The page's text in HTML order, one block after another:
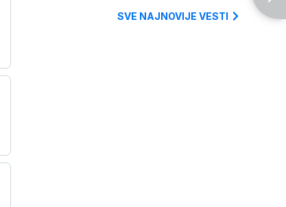
SVE NAJNOVIJE VESTI